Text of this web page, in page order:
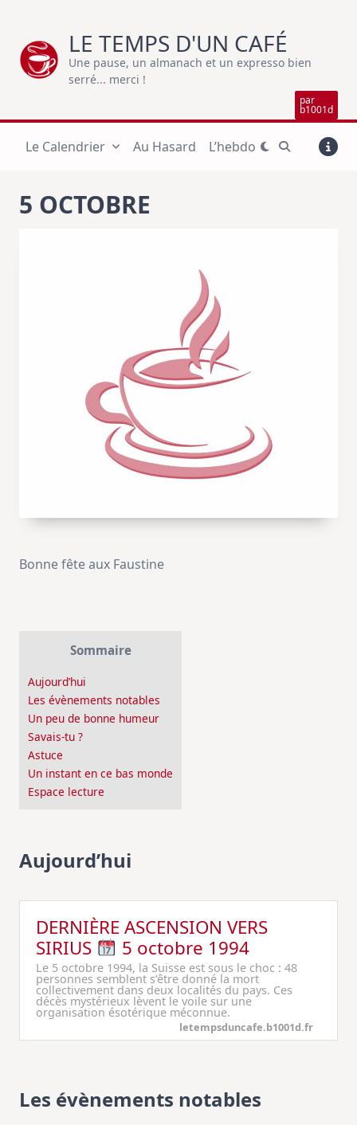
content
LE TEMPS D'UN CAFÉ
Une pause, un almanach et un expresso bien
serré... merci !
par
b1001d
Le Calendrier Au Hasard L’hebdo
5 OCTOBRE
Bonne fête aux Faustine
Sommaire
Aujourd’hui
Les évènements notables
Un peu de bonne humeur
Savais-tu ?
Astuce
Un instant en ce bas monde
Espace lecture
Aujourd’hui
DERNIÈRE ASCENSION VERS
SIRIUS
5 octobre 1994
Le 5 octobre 1994, la Suisse est sous le choc : 48
personnes semblent s’être donné la mort
collectivement dans deux localités du pays. Ces
décès mystérieux lèvent le voile sur une
organisation ésotérique méconnue.
letempsduncafe.b1001d.fr
Les évènements notables